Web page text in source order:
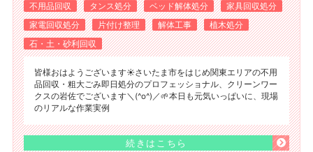
不用品回収 タンス処分 ベッド解体処分
家具回収処分
家電回収処分
片付け整理 解体工事
植木処分
石・土・砂利回収
皆様おはようございます☀️さいたま市をはじめ関東エリアの不用
品回収・粗大ごみ即日処分のプロフェッショナル、クリーンワー
クスの岩佐でございます＼(^o^)／🌱本日も元気いっぱいに、現場
のリアルな作業実例
続きはこちら